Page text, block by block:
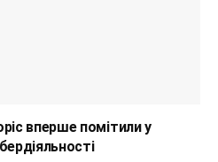
вперше помітили у